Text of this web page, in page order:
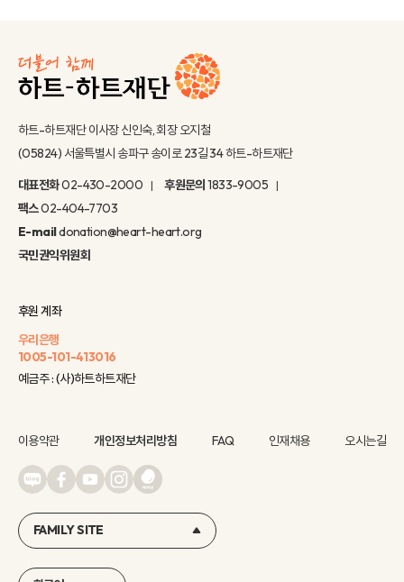
하트-하트재단 이사장 신인숙, 회장 오지철
(05824) 서울특별시 송파구 송이로 23길 34 하트-하트재단
대표전화02-430-2000 후원문의1833-9005
팩스02-404-7703
E-maildonation@heart-heart.org
국민권익위원회
후원 계좌
우리은행
1005-101-413016
예금주 : (사)하트하트재단
이용약관 개인정보처리방침 FAQ 인재채용 오시는길
FAMILY SITE